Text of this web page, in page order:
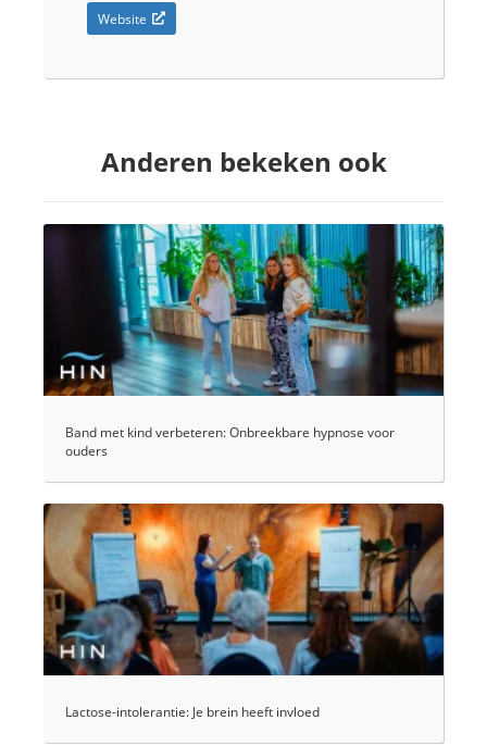
Website
Anderen bekeken ook
Band met kind verbeteren: Onbreekbare hypnose voor
ouders
Lactose-intolerantie: Je brein heeft invloed